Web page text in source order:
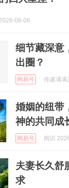
08-06
细节藏深意
出圈？
网易号 传递满满
婚姻的纽带
神的共同成
网易号 阅识
夫妻长久舒
求